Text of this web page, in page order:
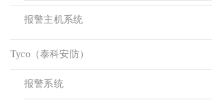
报警主机系统
Tyco（泰科安防）
报警系统